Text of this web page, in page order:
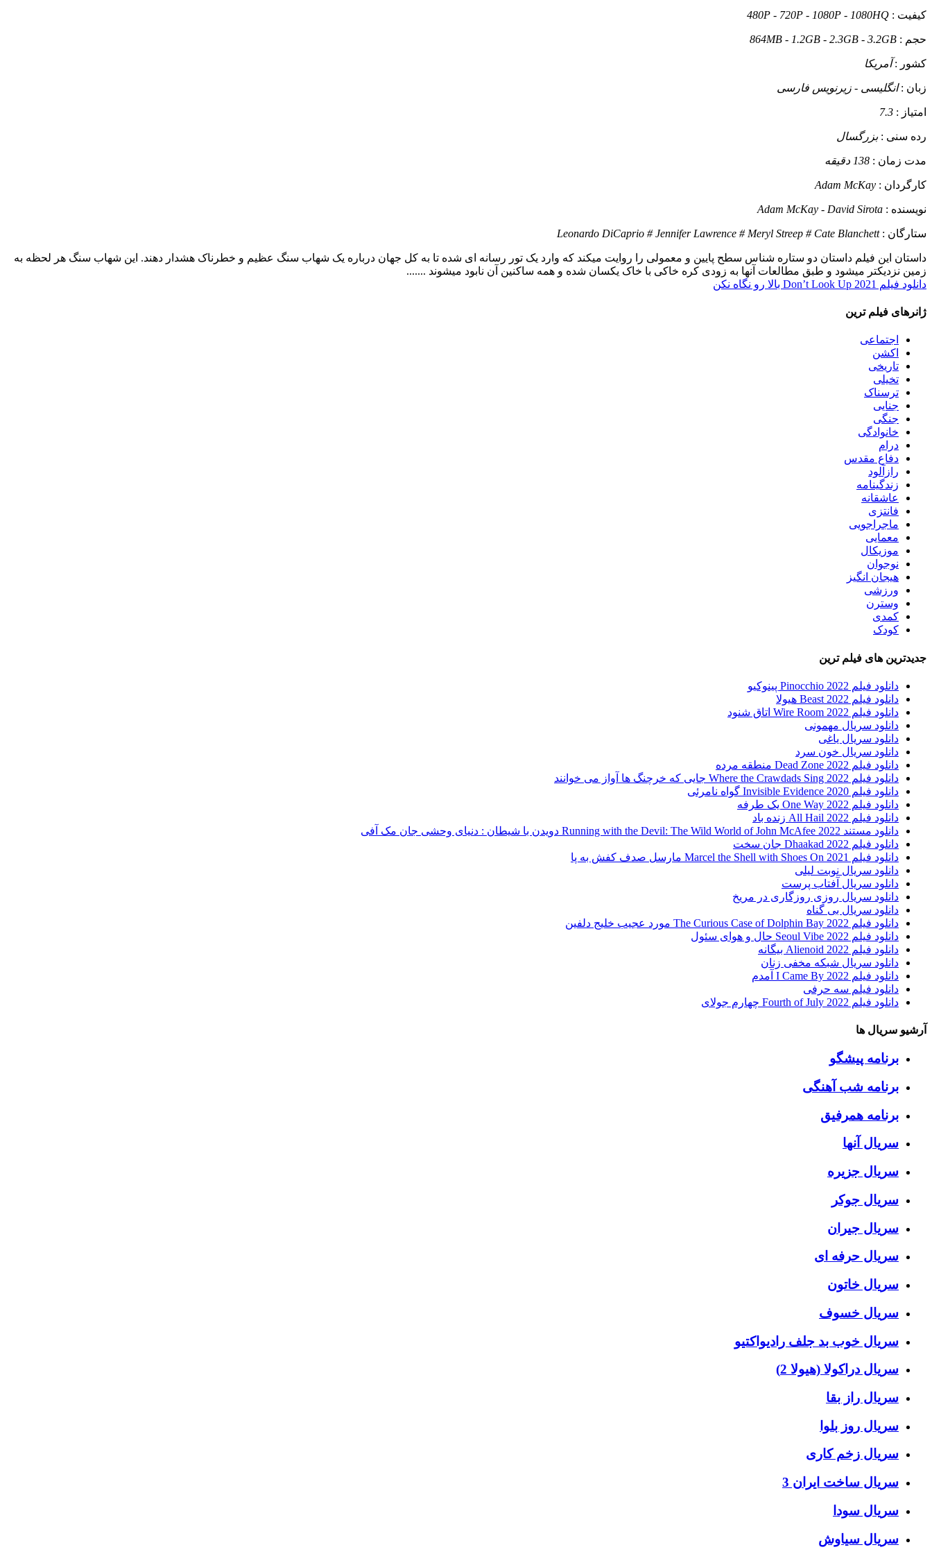
کیفیت : 480P - 720P - 1080P - 1080HQ
حجم : 864MB - 1.2GB - 2.3GB - 3.2GB
کشور :آمریکا
زبان :انگلیسی - زیرنویس فارسی
امتیاز : 7.3
رده سنی :بزرگسال
مدت زمان : 138 دقیقه
کارگردان : Adam McKay
نویسنده : Adam McKay - David Sirota
ستارگان :Leonardo DiCaprio # Jennifer Lawrence # Meryl Streep # Cate Blanchett
داستان این فیلم داستان دو ستاره شناس سطح پایین و معمولی را روایت میکند که وارد یک تور رسانه ای شده تا به کل جهان درباره یک شهاب سنگ عظیم و خطرناک هشدار دهند. این شهاب سنگ هر لحظه به
زمین نزدیکتر میشود و طبق مطالعات آنها به زودی کره خاکی با خاک یکسان شده و همه ساکنین آن نابود میشوند .......
دانلود فیلم Don’t Look Up 2021 بالا رو نگاه نکن
ژانرهای فیلم ترین
اجتماعی
اکشن
تاریخی
تخیلی
ترسناک
جنایی
جنگی
خانوادگی
درام
دفاع مقدس
رازآلود
زندگینامه
عاشقانه
فانتزی
ماجراجویی
معمایی
موزیکال
نوجوان
هیجان انگیز
ورزشی
وسترن
کمدی
کودک
جدیدترین های فیلم ترین
دانلود فیلم Pinocchio 2022 پینوکیو
دانلود فیلم Beast 2022 هیولا
دانلود فیلم Wire Room 2022 اتاق شنود
دانلود سریال مهمونی
دانلود سریال یاغی
دانلود سریال خون سرد
دانلود فیلم 2022 Dead Zone منطقه مرده
دانلود فیلم Where the Crawdads Sing 2022 جایی که خرچنگ ها آواز می خوانند
دانلود فیلم 2020 Invisible Evidence گواه نامرئی
دانلود فیلم One Way 2022 یک طرفه
دانلود فیلم All Hail 2022 زنده باد
دانلود مستند Running with the Devil: The Wild World of John McAfee 2022 دویدن با شیطان : دنیای وحشی جان مک آفی
دانلود فیلم Dhaakad 2022 جان سخت
دانلود فیلم Marcel the Shell with Shoes On 2021 مارسل صدف کفش به پا
دانلود سریال نوبت لیلی
دانلود سریال آفتاب پرست
دانلود سریال روزی روزگاری در مریخ
دانلود سریال بی گناه
دانلود فیلم The Curious Case of Dolphin Bay 2022 مورد عجیب خلیج دلفین
دانلود فیلم Seoul Vibe 2022 حال و هوای سئول
دانلود فیلم Alienoid 2022 بیگانه
دانلود سریال شبکه مخفی زنان
دانلود فیلم I Came By 2022 آمدم
دانلود فیلم سه حرفی
دانلود فیلم Fourth of July 2022 چهارم جولای
آرشیو سریال ها
برنامه پیشگو
برنامه شب آهنگی
برنامه همرفیق
سریال آنها
سریال جزیره
سریال جوکر
سریال جیران
سریال حرفه ای
سریال خاتون
سریال خسوف
سریال خوب بد جلف رادیواکتیو
سریال دراکولا (هیولا 2)
سریال راز بقا
سریال روز بلوا
سریال زخم کاری
سریال ساخت ایران 3
سریال سودا
سریال سیاوش